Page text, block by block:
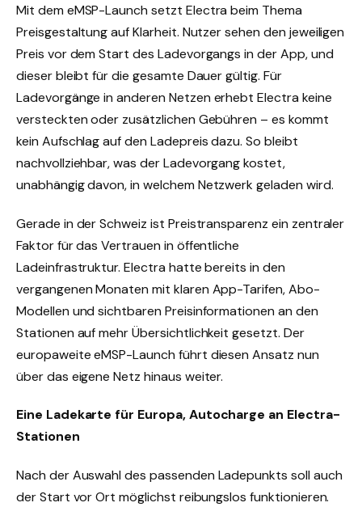
Mit dem eMSP-Launch setzt Electra beim Thema
Preisgestaltung auf Klarheit. Nutzer sehen den jeweiligen
Preis vor dem Start des Ladevorgangs in der App, und
dieser bleibt für die gesamte Dauer gültig. Für
Ladevorgänge in anderen Netzen erhebt Electra keine
versteckten oder zusätzlichen Gebühren – es kommt
kein Aufschlag auf den Ladepreis dazu. So bleibt
nachvollziehbar, was der Ladevorgang kostet,
unabhängig davon, in welchem Netzwerk geladen wird.
Gerade in der Schweiz ist Preistransparenz ein zentraler
Faktor für das Vertrauen in öffentliche
Ladeinfrastruktur. Electra hatte bereits in den
vergangenen Monaten mit klaren App-Tarifen, Abo-
Modellen und sichtbaren Preisinformationen an den
Stationen auf mehr Übersichtlichkeit gesetzt. Der
europaweite eMSP-Launch führt diesen Ansatz nun
über das eigene Netz hinaus weiter.
Eine Ladekarte für Europa, Autocharge an Electra-
Stationen
Nach der Auswahl des passenden Ladepunkts soll auch
der Start vor Ort möglichst reibungslos funktionieren.